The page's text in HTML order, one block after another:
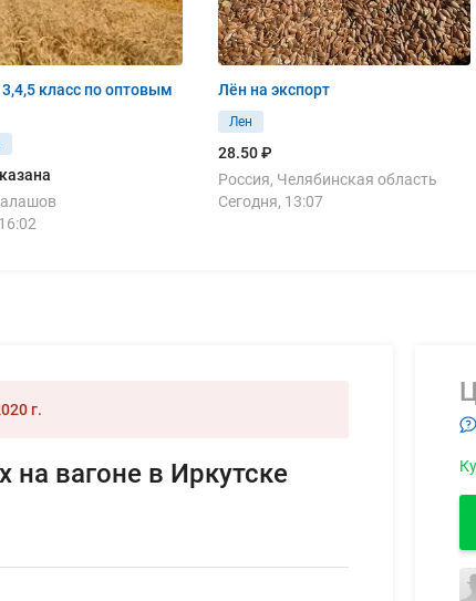
класс по оптовым
Лён на экспорт
Лен
28.50 ₽
Россия, Челябинская область
Сегодня, 13:07
г.
вагоне в Иркутске